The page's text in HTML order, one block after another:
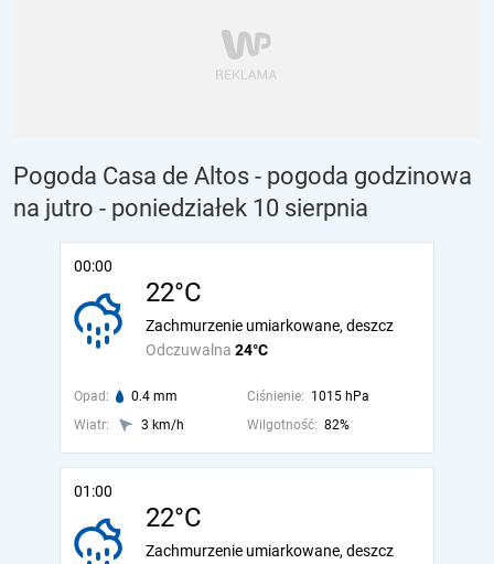
Pogoda Casa de Altos - pogoda godzinowa
na jutro - poniedziałek 10 sierpnia
00:00
22°C
Odczuwalna 24°C
Zachmurzenie umiarkowane, deszcz
Opad: 0.4 mm Ciśnienie: 1015 hPa
Wiatr:
3 km/h Wilgotność: 82%
01:00
22°C
Zachmurzenie umiarkowane, deszcz